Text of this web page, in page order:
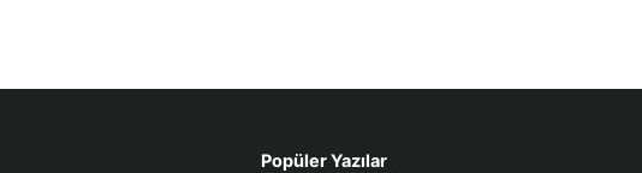
Popüler Yazılar